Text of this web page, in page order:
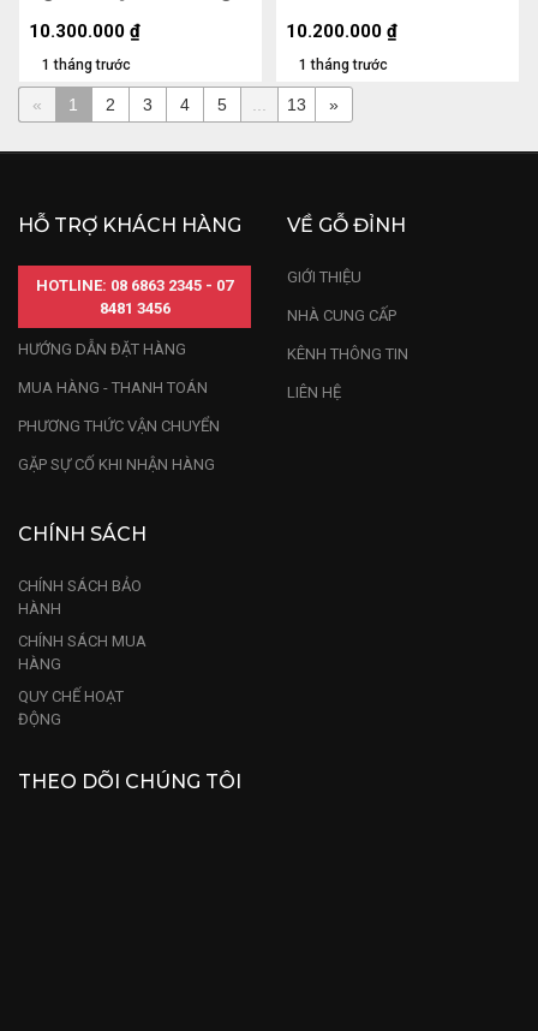
Ngang 46 Sâu 23 (cm)
1 tháng trước
10.300.000 ₫
1 tháng trước
10.200.000 ₫
« 1 2 3 4 5 13 »
HỖ TRỢ KHÁCH HÀNG
HOTLINE: 08 6863 2345 - 07
8481 3456
HƯỚNG DẪN ĐẶT HÀNG
MUA HÀNG - THANH TOÁN
PHƯƠNG THỨC VẬN CHUYỂN
GẶP SỰ CỐ KHI NHẬN HÀNG
VỀ GỖ ĐỈNH
GIỚI THIỆU
NHÀ CUNG CẤP
KÊNH THÔNG TIN
LIÊN HỆ
CHÍNH SÁCH
CHÍNH SÁCH BẢO
HÀNH
CHÍNH SÁCH MUA
HÀNG
QUY CHẾ HOẠT
ĐỘNG
THEO DÕI CHÚNG TÔI